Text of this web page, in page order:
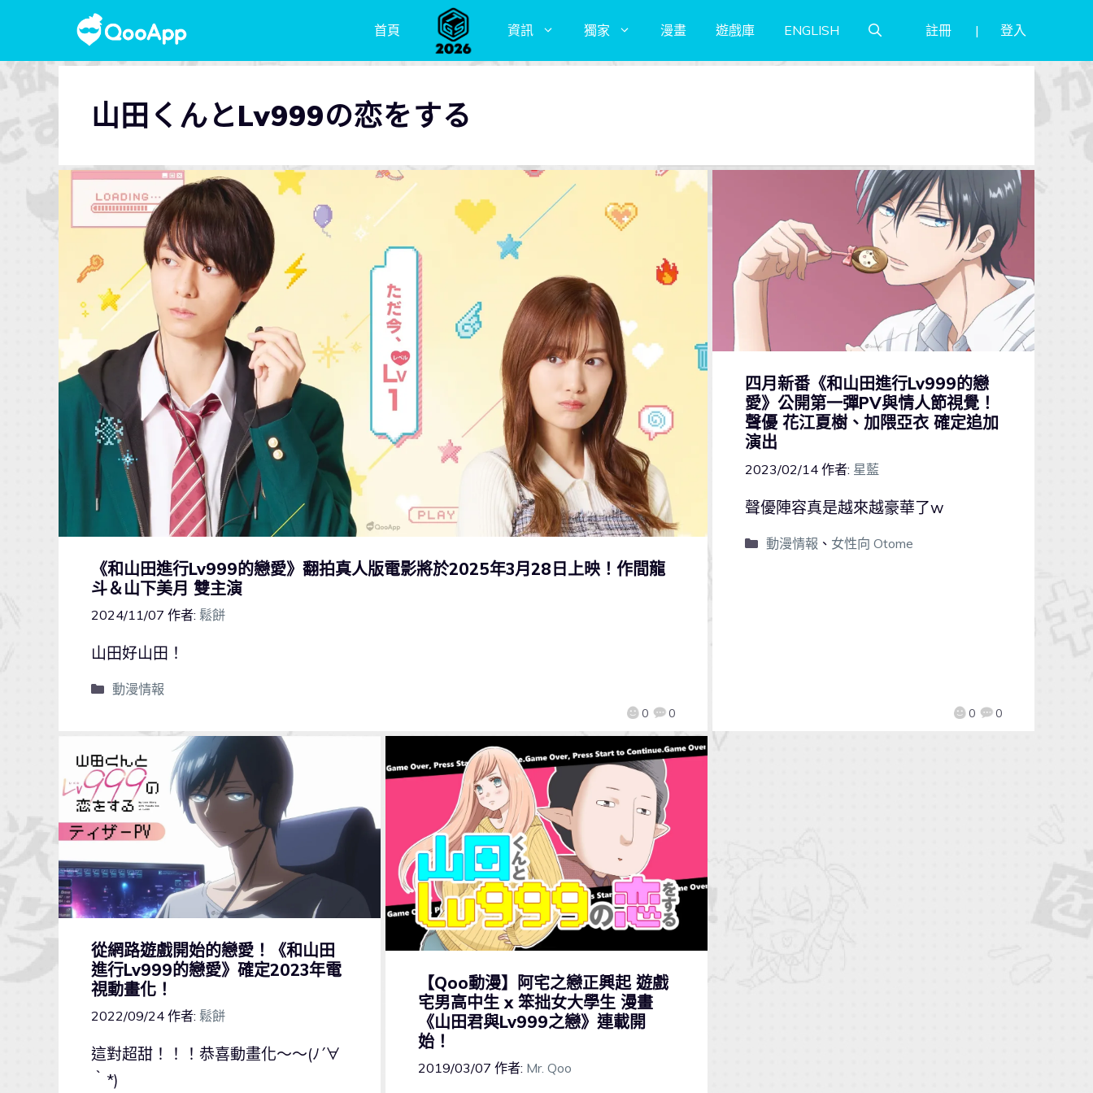
首頁 資訊 獨家 漫畫 遊戲庫 ENGLISH 註冊 登入
山田くんとLv999の恋をする
《和山田進行Lv999的戀愛》翻拍真人版電影將於2025年3月28日上映！作間龍
斗＆山下美月 雙主演
2024/11/07 作者: 鬆餅
0 0
山田好山田！
動漫情報
四月新番《和山田進行Lv999的戀
愛》公開第一彈PV與情人節視覺！
聲優 花江夏樹、加隈亞衣 確定追加
演出
2023/02/14 作者: 星藍
0 0
聲優陣容真是越來越豪華了w
動漫情報 、 女性向 Otome
從網路遊戲開始的戀愛！《和山田
進行Lv999的戀愛》確定2023年電
視動畫化！
2022/09/24 作者: 鬆餅
這對超甜！！！恭喜動畫化～～(ﾉ´∀
｀*)
【Qoo動漫】阿宅之戀正興起 遊戲
宅男高中生 x 笨拙女大學生 漫畫
《山田君與Lv999之戀》連載開
始！
2019/03/07 作者: Mr. Qoo